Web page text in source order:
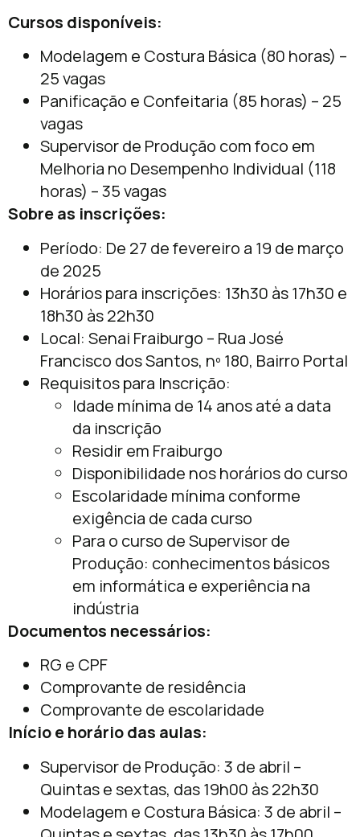
Cursos disponíveis:
Modelagem e Costura Básica (80 horas) –
25 vagas
Panificação e Confeitaria (85 horas) – 25
vagas
Supervisor de Produção com foco em
Melhoria no Desempenho Individual (118
horas) – 35 vagas
Sobre as inscrições:
Período: De 27 de fevereiro a 19 de março
de 2025
Horários para inscrições: 13h30 às 17h30 e
18h30 às 22h30
Local: Senai Fraiburgo – Rua José
Francisco dos Santos, nº 180, Bairro Portal
Requisitos para Inscrição:
Idade mínima de 14 anos até a data
da inscrição
Residir em Fraiburgo
Disponibilidade nos horários do curso
Escolaridade mínima conforme
exigência de cada curso
Para o curso de Supervisor de
Produção: conhecimentos básicos
em informática e experiência na
indústria
Documentos necessários:
RG e CPF
Comprovante de residência
Comprovante de escolaridade
Início e horário das aulas:
Supervisor de Produção: 3 de abril –
Quintas e sextas, das 19h00 às 22h30
Modelagem e Costura Básica: 3 de abril –